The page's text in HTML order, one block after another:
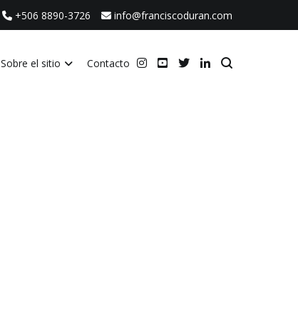
+506 8890-3726 info@franciscoduran.com
Sobre el sitio Contacto